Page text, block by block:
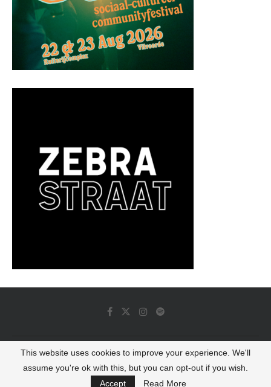
© 2022 - Luminous Dash All Rights Reserved
BACK TO TOP
This website uses cookies to improve your experience. We'll
assume you're ok with this, but you can opt-out if you wish.
Accept
Read More